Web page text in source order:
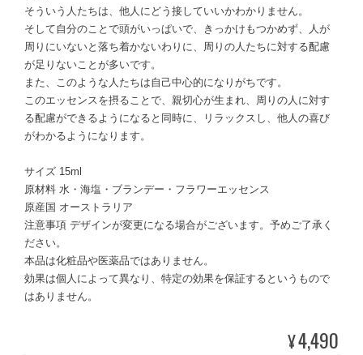
そういう人たちは、他人にどう接していいかわかりません。
そして自分のことで頭がいっぱいで、きっかけもつかめず、人が
周りにいないと落ち着かないわりに、周りの人たちに対する配慮
が足りないことが多いです。
また、このような人たちは自己中心的になりがちです。
このエッセンスを摂ることで、親切心が生まれ、周りの人に対す
る配慮ができるようになると同時に、リラックスし、他人の喜び
がわかるようになります。
サイズ 15ml
原材料 水・海塩・ブランデー・フラワーエッセンス
原産国 オーストラリア
注意事項 デザインが変更になる場合がございます。予めご了承く
ださい。
本品は化粧品や医薬品ではありません。
効果は個人によって異なり、特定の効果を保証するというもので
はありません。
¥4,490